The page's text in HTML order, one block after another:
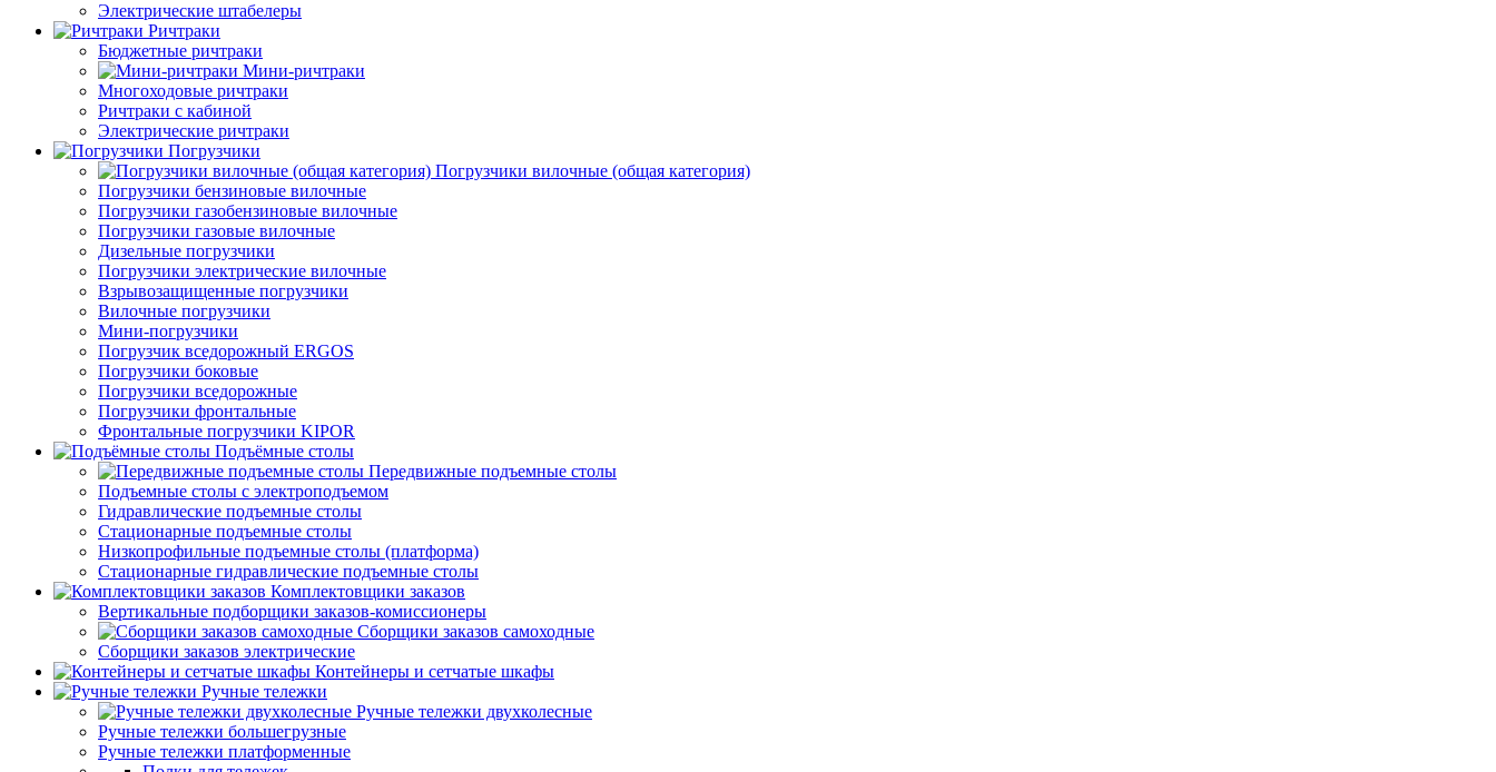
Электрические штабелеры
Ричтраки
Бюджетные ричтраки
Мини-ричтраки
Многоходовые ричтраки
Ричтраки с кабиной
Электрические ричтраки
Погрузчики
Погрузчики вилочные (общая категория)
Погрузчики бензиновые вилочные
Погрузчики газобензиновые вилочные
Погрузчики газовые вилочные
Дизельные погрузчики
Погрузчики электрические вилочные
Взрывозащищенные погрузчики
Вилочные погрузчики
Мини-погрузчики
Погрузчик вседорожный ERGOS
Погрузчики боковые
Погрузчики вседорожные
Погрузчики фронтальные
Фронтальные погрузчики KIPOR
Подъёмные столы
Передвижные подъемные столы
Подъемные столы с электроподъемом
Гидравлические подъемные столы
Стационарные подъемные столы
Низкопрофильные подъемные столы (платформа)
Стационарные гидравлические подъемные столы
Комплектовщики заказов
Вертикальные подборщики заказов-комиссионеры
Сборщики заказов самоходные
Сборщики заказов электрические
Контейнеры и сетчатые шкафы
Ручные тележки
Ручные тележки двухколесные
Ручные тележки большегрузные
Ручные тележки платформенные